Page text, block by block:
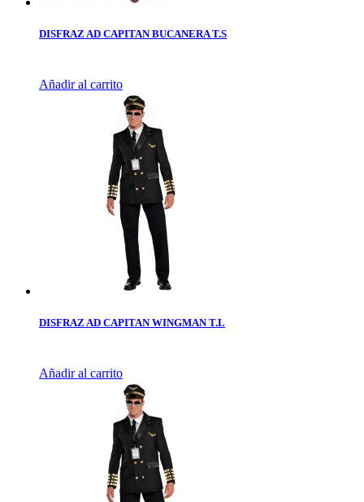
DISFRAZ AD CAPITAN BUCANERA T.S
Añadir al carrito
DISFRAZ AD CAPITAN WINGMAN T.L
Añadir al carrito